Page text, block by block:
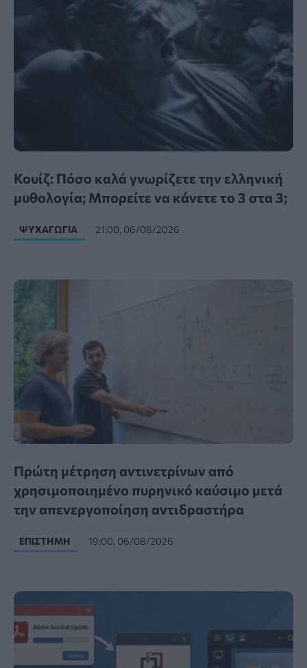
Κουίζ: Πόσο καλά γνωρίζετε την ελληνική
μυθολογία; Μπορείτε να κάνετε το 3 στα 3;
ΨΥΧΑΓΩΓΊΑ 21:00, 06/08/2026
Πρώτη μέτρηση αντινετρίνων από
χρησιμοποιημένο πυρηνικό καύσιμο μετά
την απενεργοποίηση αντιδραστήρα
ΕΠΙΣΤΉΜΗ 19:00, 06/08/2026